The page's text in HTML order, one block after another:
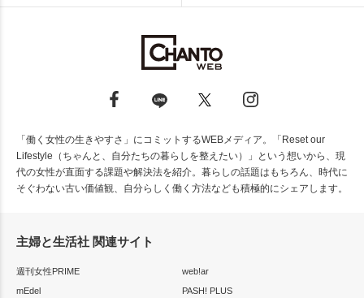
「働く女性の生きやすさ」にコミットするWEBメディア。「Reset our
Lifestyle（ちゃんと、自分たちの暮らしを整えたい）」という想いから、現
代の女性が直面する課題や解決法を紹介。暮らしの話題はもちろん、時代に
そぐわない古い価値観、自分らしく働く方法なども積極的にシェアします。
主婦と生活社 関連サイト
週刊女性PRIME
web!ar
mEdel
PASH! PLUS